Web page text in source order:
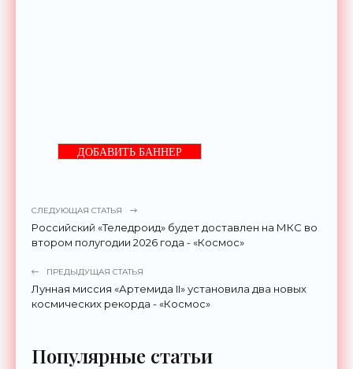
ДОБАВИТЬ БАННЕР
СЛЕДУЮЩАЯ СТАТЬЯ
Российский «Теледроид» будет доставлен на МКС во
втором полугодии 2026 года - «Космос»
ПРЕДЫДУЩАЯ СТАТЬЯ
Лунная миссия «Артемида II» установила два новых
космических рекорда - «Космос»
Популярные статьи